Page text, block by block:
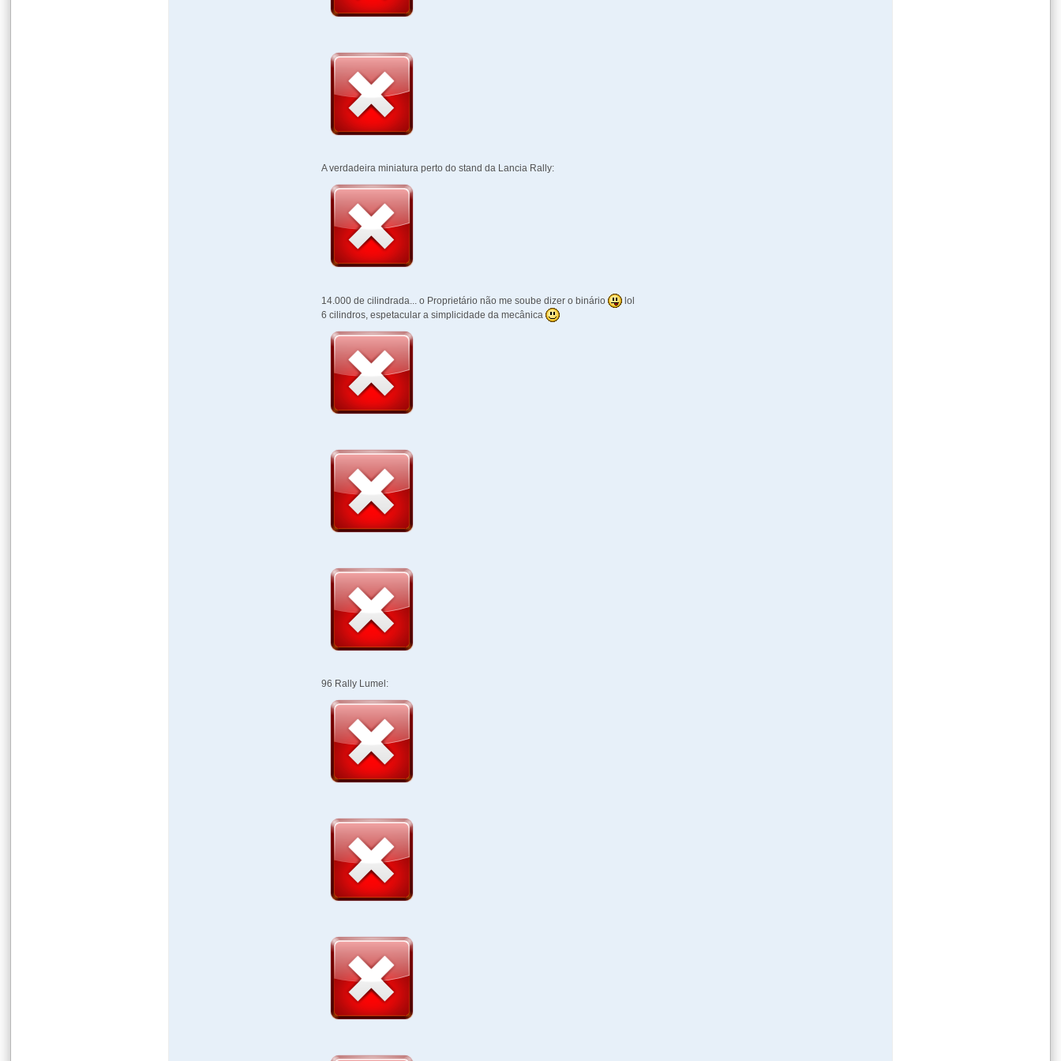
A verdadeira miniatura perto do stand da Lancia Rally:
14.000 de cilindrada... o Proprietário não me soube dizer o binário
lol
6 cilindros, espetacular a simplicidade da mecânica
96 Rally Lumel: